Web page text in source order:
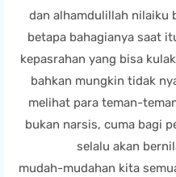
dan alhamdulillah nilaiku
betapa bahagianya saat
kepasrahan yang bisa
bahkan mungkin tidak
melihat para teman-
bukan narsis, cuma bagi
selalu akan
mudah-mudahan kita